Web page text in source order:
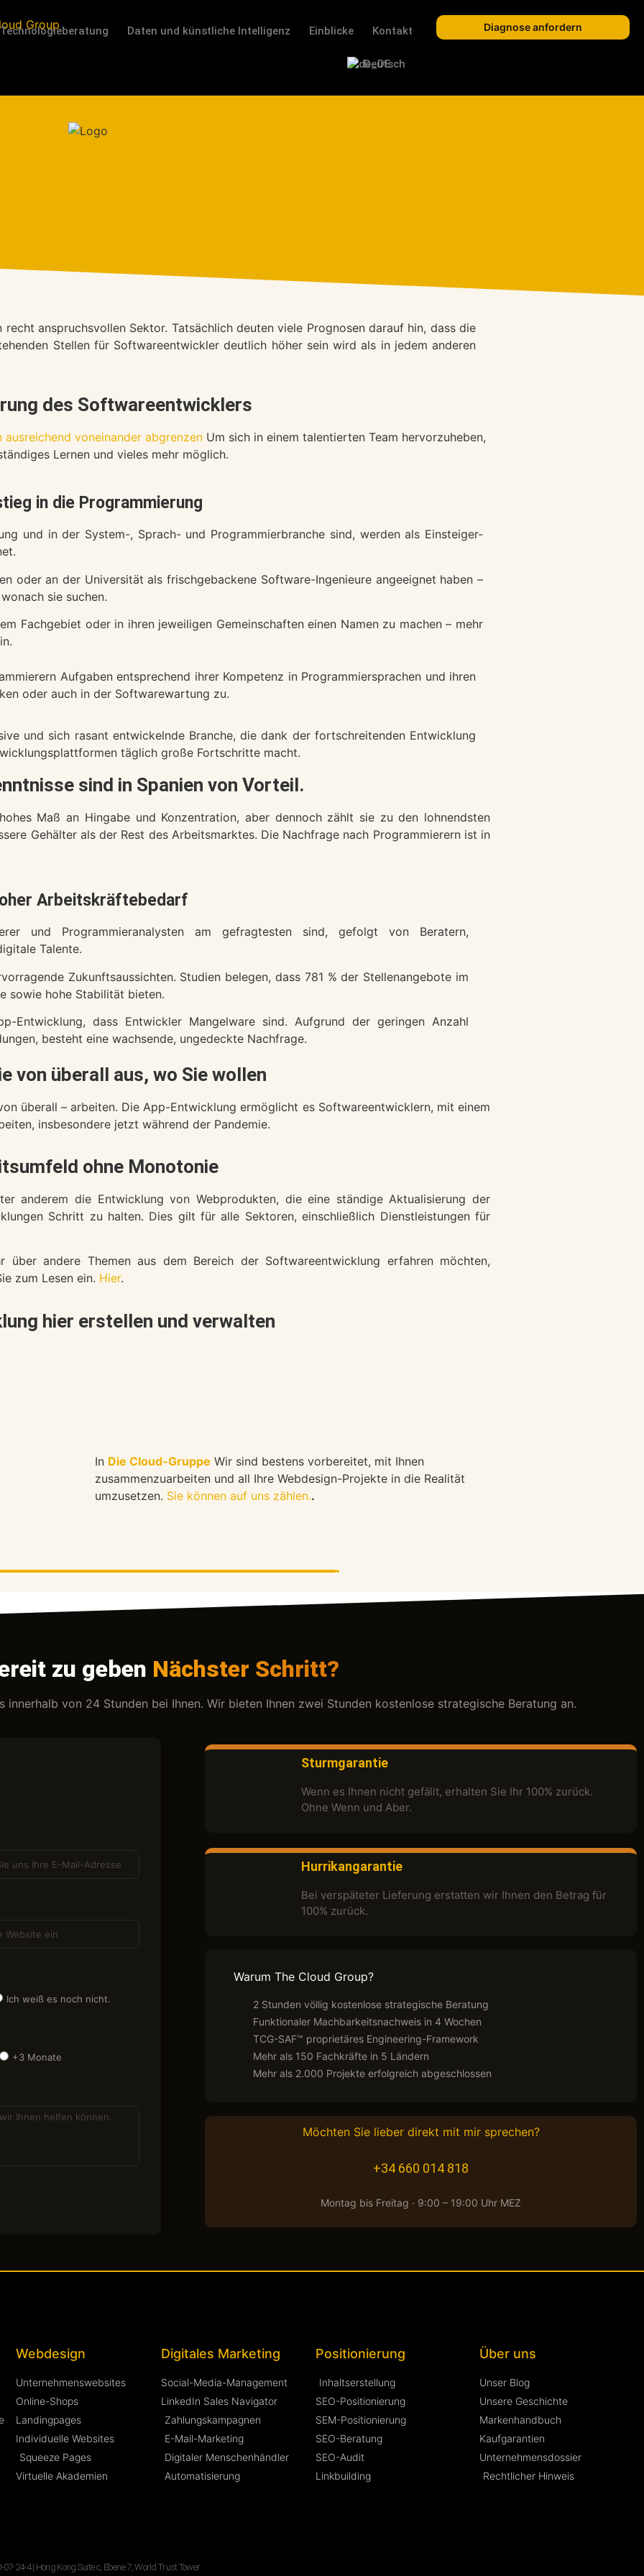
Technologieberatung Daten und künstliche Intelligenz Einblicke Kontakt
Deutsch
Diagnose anfordern
recht anspruchsvollen Sektor. Tatsächlich deuten viele Prognosen darauf hin, dass die
Stellen für Softwareentwickler deutlich höher sein wird als in jedem anderen
des Softwareentwicklers
ausreichend voneinander abgrenzen Um sich in einem talentierten Team hervorzuheben,
Lernen und vieles mehr möglich.
in die Programmierung
und in der System-, Sprach- und Programmierbranche sind, werden als Einsteiger-
oder an der Universität als frischgebackene Software-Ingenieure angeeignet haben –
sie suchen.
Fachgebiet oder in ihren jeweiligen Gemeinschaften einen Namen zu machen – mehr
Aufgaben entsprechend ihrer Kompetenz in Programmiersprachen und ihren
oder auch in der Softwarewartung zu.
und sich rasant entwickelnde Branche, die dank der fortschreitenden Entwicklung
täglich große Fortschritte macht.
sind in Spanien von Vorteil.
Maß an Hingabe und Konzentration, aber dennoch zählt sie zu den lohnendsten
Gehälter als der Rest des Arbeitsmarktes. Die Nachfrage nach Programmierern ist in
Arbeitskräftebedarf
und Programmieranalysten am gefragtesten sind, gefolgt von Beratern,
Talente.
Zukunftsaussichten. Studien belegen, dass 781 % der Stellenangebote im
sowie hohe Stabilität bieten.
dass Entwickler Mangelware sind. Aufgrund der geringen Anzahl
besteht eine wachsende, ungedeckte Nachfrage.
von überall aus, wo Sie wollen
überall – arbeiten. Die App-Entwicklung ermöglicht es Softwareentwicklern, mit einem
insbesondere jetzt während der Pandemie.
ohne Monotonie
anderem die Entwicklung von Webprodukten, die eine ständige Aktualisierung der
Schritt zu halten. Dies gilt für alle Sektoren, einschließlich Dienstleistungen für
andere Themen aus dem Bereich der Softwareentwicklung erfahren möchten,
zum Lesen ein. Hier.
hier erstellen und verwalten
In Die Cloud-Gruppe Wir sind bestens vorbereitet, mit Ihnen
zusammenzuarbeiten und all Ihre Webdesign-Projekte in die Realität
umzusetzen. Sie können auf uns zählen..
zu geben Nächster Schritt?
innerhalb von 24 Stunden bei Ihnen. Wir bieten Ihnen zwei Stunden kostenlose strategische Beratung an.
Ich weiß es noch nicht.
+3 Monate
Sturmgarantie
Wenn es Ihnen nicht gefällt, erhalten Sie Ihr 100% zurück.
Ohne Wenn und Aber.
Hurrikangarantie
Bei verspäteter Lieferung erstatten wir Ihnen den Betrag für
100% zurück.
Warum The Cloud Group?
2 Stunden völlig kostenlose strategische Beratung
Funktionaler Machbarkeitsnachweis in 4 Wochen
TCG-SAF™ proprietäres Engineering-Framework
Mehr als 150 Fachkräfte in 5 Ländern
Mehr als 2.000 Projekte erfolgreich abgeschlossen
Möchten Sie lieber direkt mit mir sprechen?
+34 660 014 818
Montag bis Freitag · 9:00 – 19:00 Uhr MEZ
Webdesign
Unternehmenswebsites
Online-Shops
Landingpages
Individuelle Websites
Squeeze Pages
Virtuelle Akademien
Digitales Marketing
Social-Media-Management
LinkedIn Sales Navigator
Zahlungskampagnen
E-Mail-Marketing
Digitaler Menschenhändler
Automatisierung
Positionierung
Inhaltserstellung
SEO-Positionierung
SEM-Positionierung
SEO-Beratung
SEO-Audit
Linkbuilding
Über uns
Unser Blog
Unsere Geschichte
Markenhandbuch
Kaufgarantien
Unternehmensdossier
Rechtlicher Hinweis
24-4 | Hong Kong Suite c, Ebene 7, World Trust Tower